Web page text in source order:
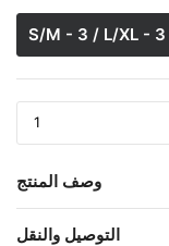
S/M - 3 / L/XL - 3
وصف المنتج
التوصيل والنقل